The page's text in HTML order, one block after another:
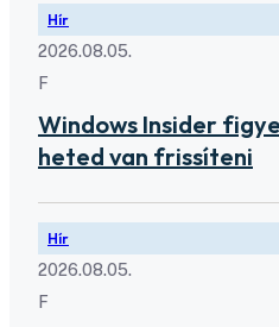
Hír
2026.08.05.
F
Windows Insider
heted van frissíteni
Hír
2026.08.05.
F